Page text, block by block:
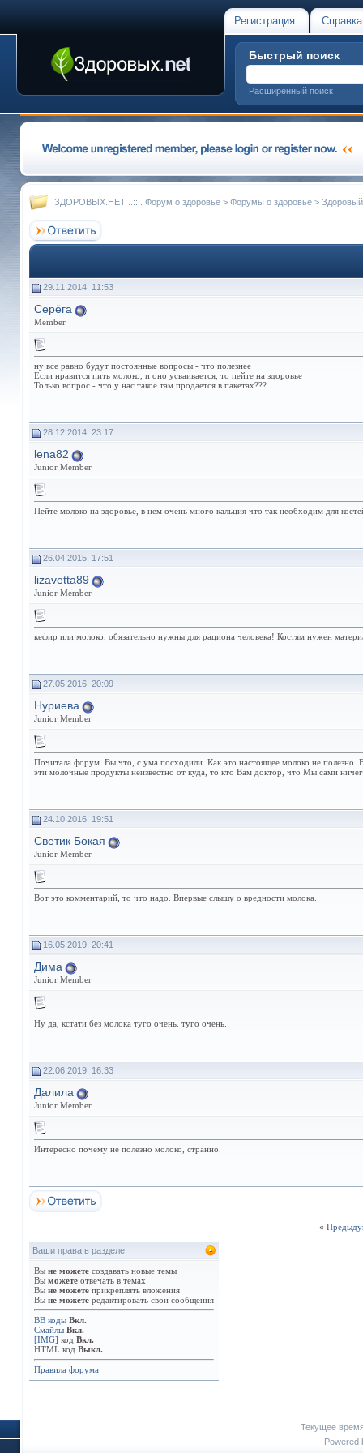
Регистрация Справка
Быстрый поиск
Расширенный поиск
ЗДОРОВЫХ.НЕТ ..::.. Форум о здоровье > Форумы о здоровье >
29.11.2014, 11:53
Серёга
Member
ну все равно будут постоянные вопросы - что полезнее
Если нравится пить молоко, и оно усваивается, то пейте на здоровье
Только вопрос - что у нас такое там продается в пакетах???
28.12.2014, 23:17
lena82
Junior Member
Пейте молоко на здоровье, в нем очень много кальция что так необходим для
26.04.2015, 17:51
lizavetta89
Junior Member
кефир или молоко, обязательно нужны для рациона человека! Костям нужен
27.05.2016, 20:09
Нуриева
Junior Member
Почитала форум. Вы что, с ума посходили. Как это настоящее молоко не
эти молочные продукты неизвестно от куда, то кто Вам доктор, что Мы сами
24.10.2016, 19:51
Светик Бокая
Junior Member
Вот это комментарий, то что надо. Впервые слышу о вредности молока.
16.05.2019, 20:41
Дима
Junior Member
Ну да, кстати без молока туго очень. туго очень.
22.06.2019, 16:33
Далила
Junior Member
Интересно почему не полезно молоко, странно.
«
Ваши права в разделе
Вы не можете создавать новые темы
Вы можете отвечать в темах
Вы не можете прикреплять вложения
Вы не можете редактировать свои сообщения
BB коды Вкл.
Смайлы Вкл.
[IMG] код Вкл.
HTML код Выкл.
Правила форума
Текущее
Powered